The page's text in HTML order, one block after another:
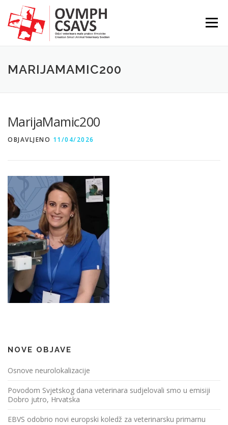
Preskoči
sadržaj
Izbornik
MARIJAMAMIC200
MarijaMamic200
OBJAVLJENO 11/04/2026
NOVE OBJAVE
Osnove neurolokalizacije
Povodom Svjetskog dana veterinara sudjelovali smo u emisiji
Dobro jutro, Hrvatska
EBVS odobrio novi europski koledž za veterinarsku primarnu